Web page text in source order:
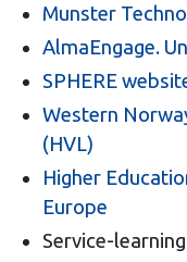
Munster
AlmaEngage.
SPHERE
Western
(HVL)
Higher
Europe
Service-learning